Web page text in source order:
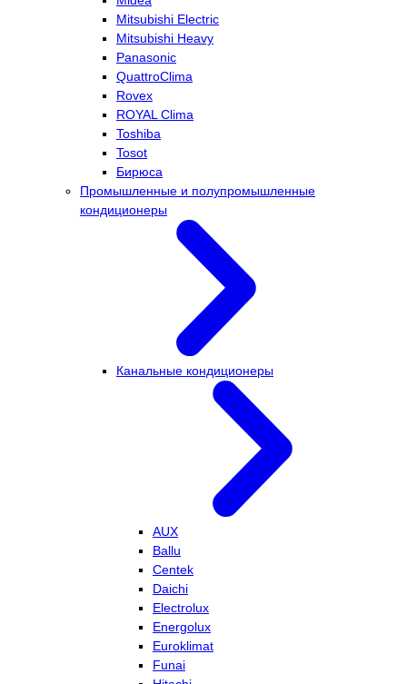
Mitsubishi Electric
Mitsubishi Heavy
Panasonic
QuattroClima
Rovex
ROYAL Clima
Toshiba
Tosot
Бирюса
Промышленные и полупромышленные
кондиционеры
Канальные кондиционеры
AUX
Ballu
Centek
Daichi
Electrolux
Energolux
Euroklimat
Funai